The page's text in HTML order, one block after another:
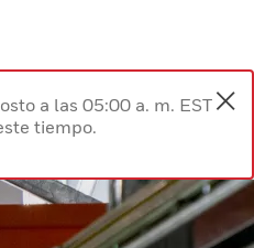
a las 05:00 a. m. EST
tiempo.